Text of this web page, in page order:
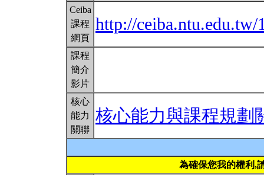
Ceiba
課程
網頁
http://ceiba.ntu.edu.tw/
課程
簡介
影片
核心
能力
關聯
核心能力與課程規劃
為確保您我的權利,